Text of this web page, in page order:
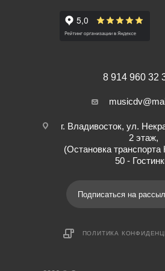
8 914 960 32
г. Владивосток, ул.
2 этаж,
(Остановка транспорта
50 -
Подписаться на
ПОЛИТИКА